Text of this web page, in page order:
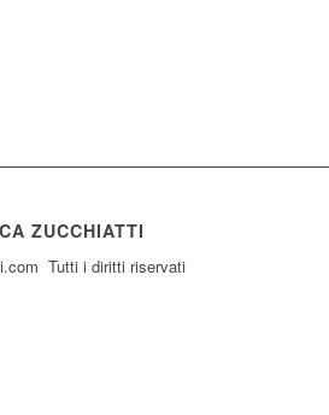
ZUCCHIATTI
Tutti i diritti riservati